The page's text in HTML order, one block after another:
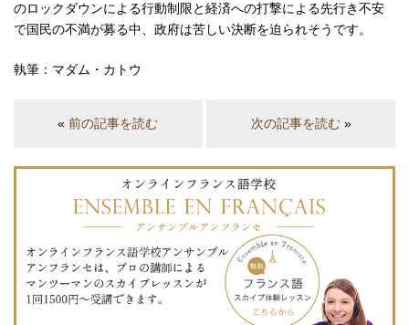
のロックダウンによる行動制限と経済への打撃による先行き不安
で国民の不満が募る中、政府は苦しい決断を迫られそうです。
執筆：マダム・カトウ
«前の記事を読む 次の記事を読む»